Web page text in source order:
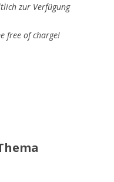
zur Verfügung
free of charge!